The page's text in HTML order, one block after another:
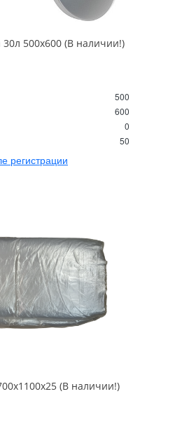
500х600 (В наличии!)
500
600
0
50
регистрации
(В наличии!)